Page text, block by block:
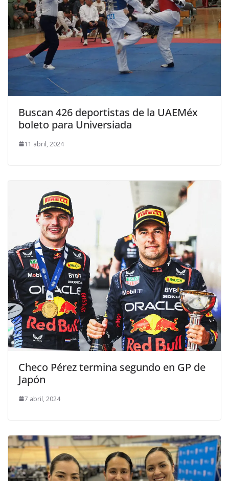
Buscan 426 deportistas de la UAEMéx
boleto para Universiada
11 abril, 2024
Checo Pérez termina segundo en GP de
Japón
7 abril, 2024